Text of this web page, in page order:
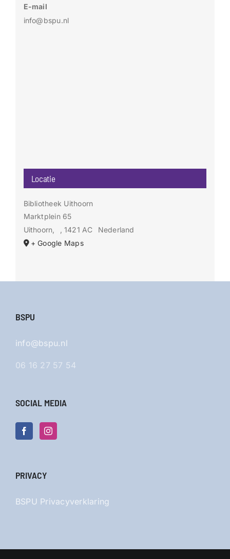
E-mail
info@bspu.nl
Locatie
Bibliotheek Uithoorn
Marktplein 65
Uithoorn
, 1421 AC
Nederland
+ Google Maps
BSPU
info@bspu.nl
06 16 27 57 54
SOCIAL MEDIA
PRIVACY
BSPU Privacyverklaring